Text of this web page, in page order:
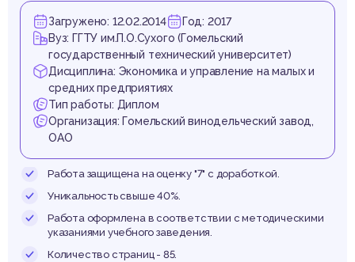
Загружено: 12.02.2014
Год: 2017
Вуз: ГГТУ им.П.О.Сухого (Гомельский
государственный технический университет)
Дисциплина: Экономика и управление на малых и
средних предприятиях
Тип работы: Диплом
Организация: Гомельский винодельческий завод,
ОАО
Работа защищена на оценку "7" с доработкой.
Уникальность свыше 40%.
Работа оформлена в соответствии с методическими
указаниями учебного заведения.
Количество страниц - 85.